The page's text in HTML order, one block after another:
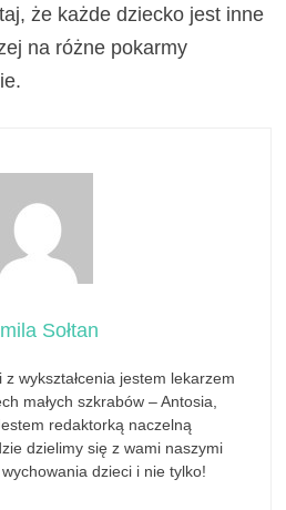
że każde dziecko jest inne
na różne pokarmy
Sołtan
wykształcenia jestem lekarzem
małych szkrabów – Antosia,
redaktorką naczelną
dzielimy się z wami naszymi
dzieci i nie tylko!